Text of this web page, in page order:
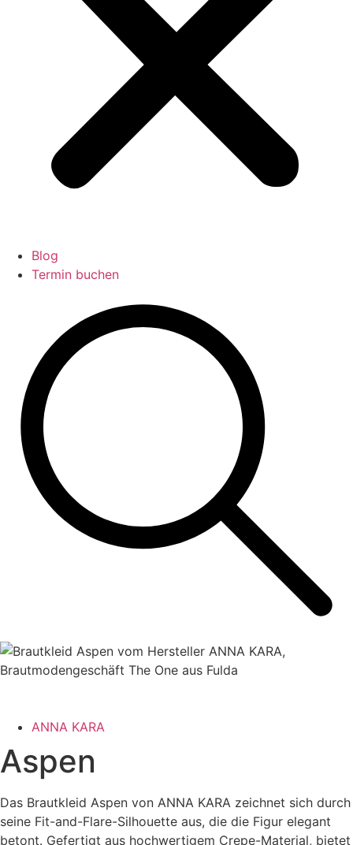
Blog
Termin buchen
ANNA KARA
Aspen
Das Brautkleid Aspen von ANNA KARA zeichnet sich durch
seine Fit-and-Flare-Silhouette aus, die die Figur elegant
betont. Gefertigt aus hochwertigem Crepe-Material, bietet